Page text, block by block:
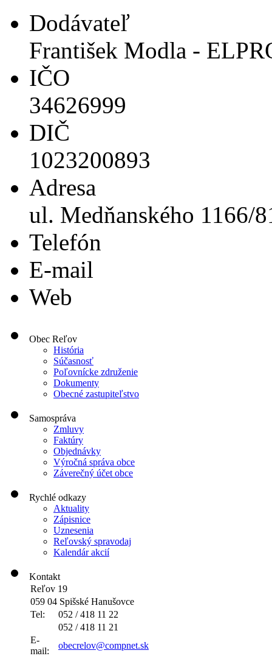
Dodávateľ
František Modla -
IČO
34626999
DIČ
1023200893
Adresa
ul. Medňanského 1166/
Telefón
E-mail
Web
Obec Reľov
História
Súčasnosť
Poľovnícke združenie
Dokumenty
Obecné zastupiteľstvo
Samospráva
Zmluvy
Faktúry
Objednávky
Výročná správa obce
Záverečný účet obce
Rychlé odkazy
Aktuality
Zápisnice
Uznesenia
Reľovský spravodaj
Kalendár akcií
Kontakt
Reľov 19
059 04 Spišské Hanušovce
Tel:
052 / 418 11 22
052 / 418 11 21
E-
mail:
obecrelov@compnet.sk